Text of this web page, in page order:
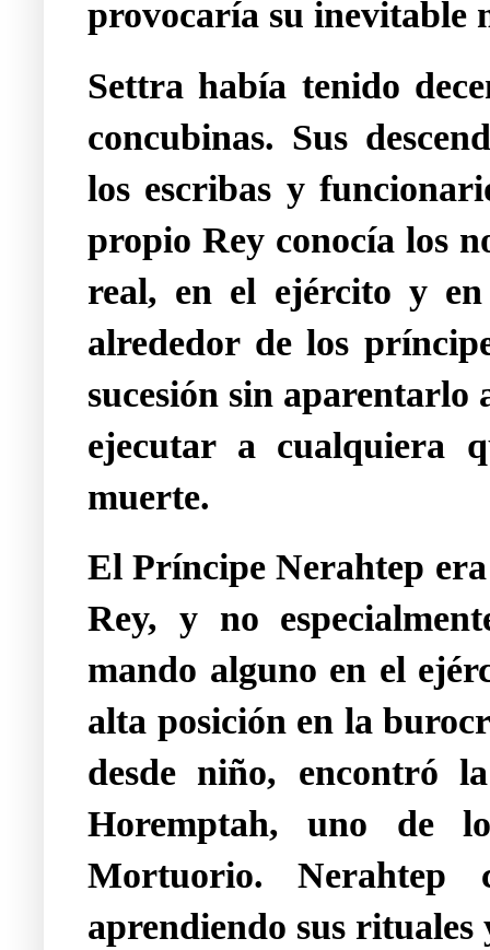
provocaría su inevitable
Settra había tenido
concubinas. Sus
los escribas y
propio Rey conocía los
real, en el ejército y en
alrededor de los
sucesión sin aparentarlo
ejecutar a cualquiera
muerte.
El Príncipe Nerahtep
Rey, y no
mando alguno en el
alta posición en la
desde niño, encontró
Horemptah, uno de
Mortuorio. Nerahtep
aprendiendo sus